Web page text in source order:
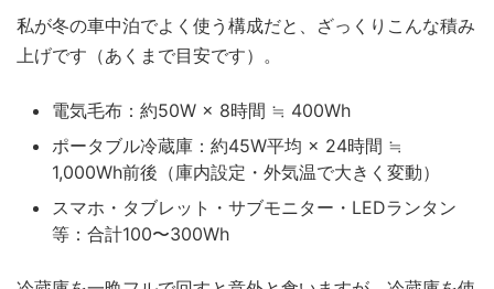
私が冬の車中泊でよく使う構成だと、ざっくりこんな積み
上げです（あくまで目安です）。
電気毛布：約50W × 8時間 ≒ 400Wh
ポータブル冷蔵庫：約45W平均 × 24時間 ≒
1,000Wh前後（庫内設定・外気温で大きく変動）
スマホ・タブレット・サブモニター・LEDランタン
等：合計100〜300Wh